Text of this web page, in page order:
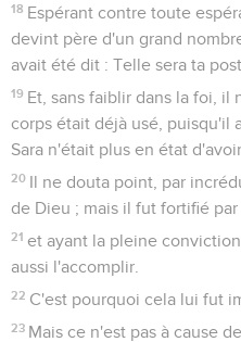
18 Espérant contre toute
devint père d'un grand
avait été dit : Telle sera ta
19 Et, sans faiblir dans la foi, il
corps était déjà usé, puisqu'il
Sara n'était plus en état
20 Il ne douta point, par
de Dieu ; mais il fut fortifié
21 et ayant la pleine
aussi l'accomplir.
22 C'est pourquoi cela lui fut
23 Mais ce n'est pas à cause